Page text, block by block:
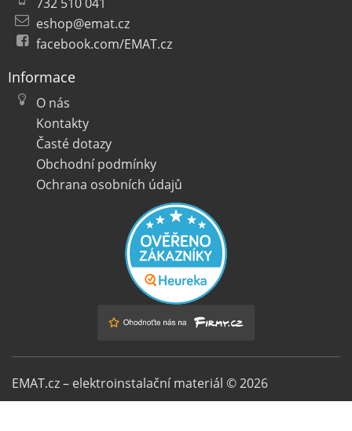
eshop@emat.cz
facebook.com/EMAT.cz
Informace
O nás
Kontakty
Časté dotazy
Obchodní podmínky
Ochrana osobních údajů
EMAT.cz – elektroinstalační materiál © 2026